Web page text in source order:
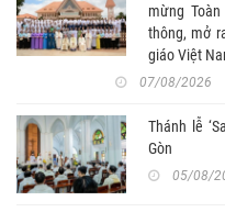
mừng
thông, mở
giáo Việt
07/08/2026
Thánh lễ
Gòn
05/08/